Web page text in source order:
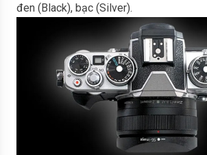
đen (Black), bạc (Silver).